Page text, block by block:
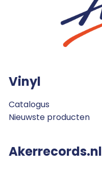
Vinyl
Catalogus
Nieuwste producten
Akerrecords.nl